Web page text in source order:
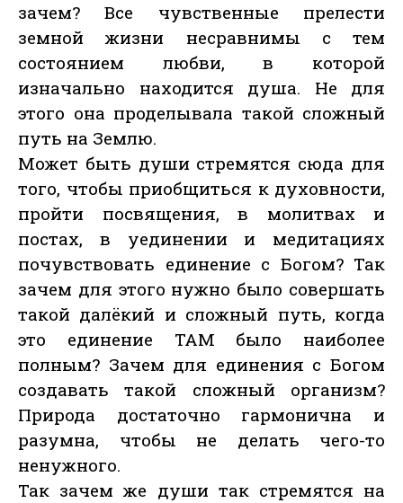
зачем? Все чувственные прелести
земной жизни несравнимы с тем
состоянием любви, в которой
изначально находится душа. Не для
этого она проделывала такой сложный
путь на Землю.
Может быть души стремятся сюда для
того, чтобы приобщиться к духовности,
пройти посвящения, в молитвах и
постах, в уединении и медитациях
почувствовать единение с Богом? Так
зачем для этого нужно было совершать
такой далёкий и сложный путь, когда
это единение ТАМ было наиболее
полным? Зачем для единения с Богом
создавать такой сложный организм?
Природа достаточно гармонична и
разумна, чтобы не делать чего-то
ненужного.
Так зачем же души так стремятся на